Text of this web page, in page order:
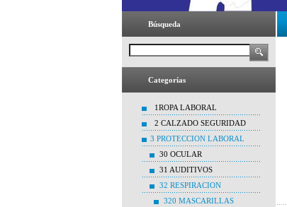
Búsqueda
Categorías
1ROPA LABORAL
2 CALZADO SEGURIDAD
3 PROTECCION LABORAL
30 OCULAR
31 AUDITIVOS
32 RESPIRACION
320 MASCARILLAS